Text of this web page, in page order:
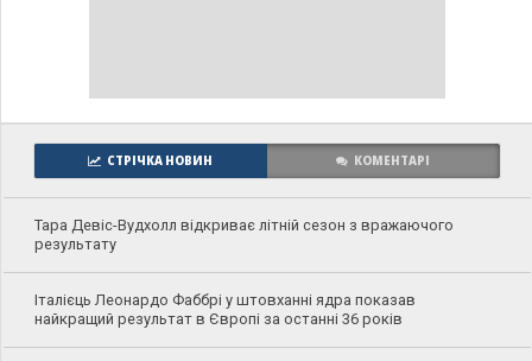
СТРІЧКА НОВИН КОМЕНТАРІ
Тара Девіс-Вудхолл відкриває літній сезон з вражаючого
результату
Італієць Леонардо Фаббрі у штовханні ядра показав
найкращий результат в Європі за останні 36 років